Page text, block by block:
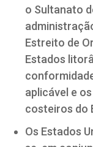
o Sultanato
Estreito de
Estados
aplicável e
costeiros do
Os Estados